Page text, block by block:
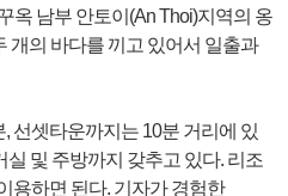
옥 남부 안토이(An Thoi)지역의 옹
개의 바다를 끼고 있어서 일출과
선셋타운까지는 10분 거리에 있
실 및 주방까지 갖추고 있다. 리조
용하면 된다. 기자가 경험한